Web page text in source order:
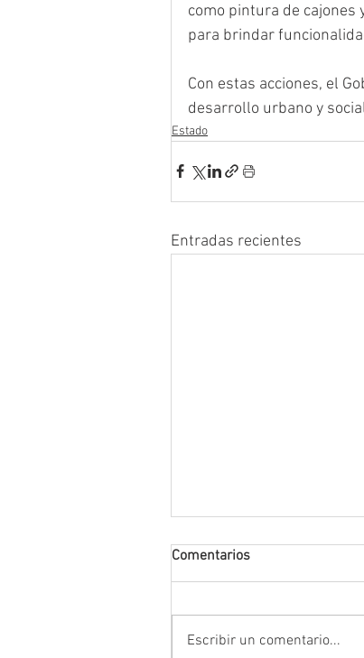
como pintura de cajones
para brindar
Con estas acciones, el
desarrollo urbano y
Estado
Entradas recientes
Comentarios
Escribir un comentario...